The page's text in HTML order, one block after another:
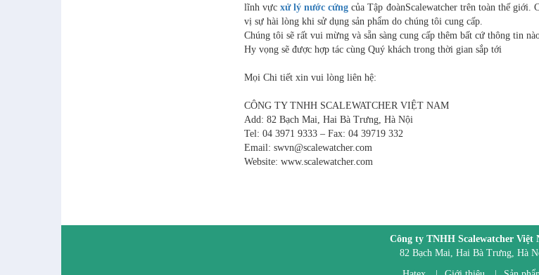
lĩnh vựcxử lý nước cứng của Tập đoànScalewatcher trên toàn thế
vị sự hài lòng khi sử dụng sản phẩm do chúng tôi cung cấp.
Chúng tôi sẽ rất vui mừng và sẵn sàng cung cấp thêm bất cứ thông tin
Hy vọng sẽ được hợp tác cùng Quý khách trong thời gian sắp tới
Mọi Chi tiết xin vui lòng liên hệ:
CÔNG TY TNHH SCALEWATCHER VIỆT NAM
Add: 82 Bạch Mai, Hai Bà Trưng, Hà Nội
Tel: 04 3971 9333 – Fax: 04 39719 332
Email: swvn@scalewatcher.com
Website: www.scalewatcher.com
Công ty TNHH Scalewatcher Việt
82 Bạch Mai, Hai Bà Trưng, Hà